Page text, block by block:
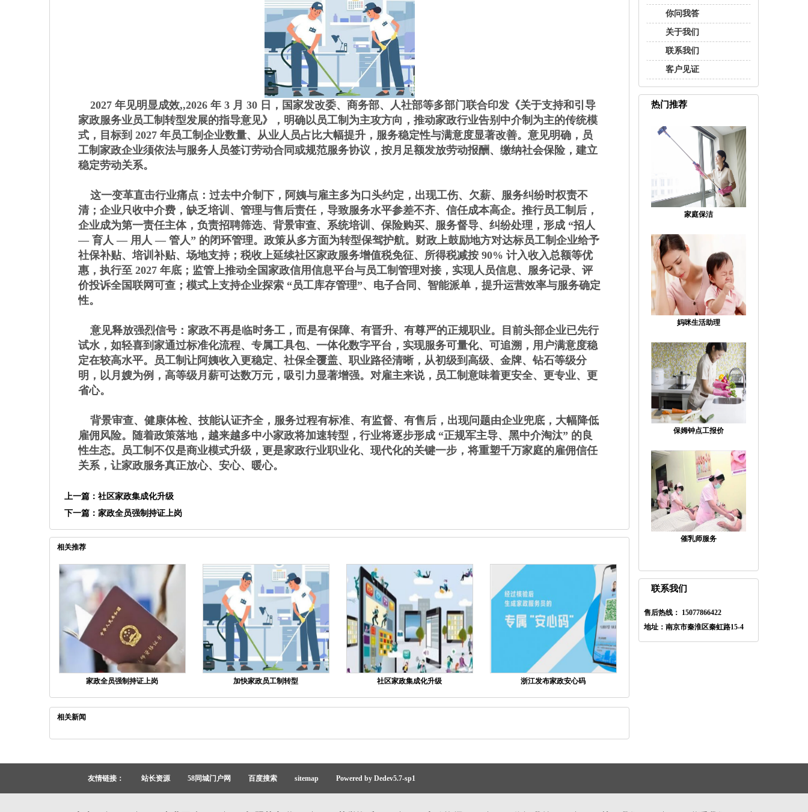
你问我答
关于我们
联系我们
客户见证
热门推荐
家庭保洁
妈咪生活助理
保姆钟点工报价
催乳师服务
联系我们
售后热线： 15077866422
地址：南京市秦淮区秦虹路15-4
2027 年见明显成效,,2026 年 3 月 30 日，国家发改委、商务部、人社部等多部门联合印发《关于支持和引导
家政服务业员工制转型发展的指导意见》，明确以员工制为主攻方向，推动家政行业告别中介制为主的传统模
式，目标到 2027 年员工制企业数量、从业人员占比大幅提升，服务稳定性与满意度显著改善。意见明确，员
工制家政企业须依法与服务人员签订劳动合同或规范服务协议，按月足额发放劳动报酬、缴纳社会保险，建立
稳定劳动关系。
这一变革直击行业痛点：过去中介制下，阿姨与雇主多为口头约定，出现工伤、欠薪、服务纠纷时权责不
清；企业只收中介费，缺乏培训、管理与售后责任，导致服务水平参差不齐、信任成本高企。推行员工制后，
企业成为第一责任主体，负责招聘筛选、背景审查、系统培训、保险购买、服务督导、纠纷处理，形成 “招人
— 育人 — 用人 — 管人” 的闭环管理。政策从多方面为转型保驾护航。财政上鼓励地方对达标员工制企业给予
社保补贴、培训补贴、场地支持；税收上延续社区家政服务增值税免征、所得税减按 90% 计入收入总额等优
惠，执行至 2027 年底；监管上推动全国家政信用信息平台与员工制管理对接，实现人员信息、服务记录、评
价投诉全国联网可查；模式上支持企业探索 “员工库存管理”、电子合同、智能派单，提升运营效率与服务确定
性。
意见释放强烈信号：家政不再是临时务工，而是有保障、有晋升、有尊严的正规职业。目前头部企业已先行
试水，如轻喜到家通过标准化流程、专属工具包、一体化数字平台，实现服务可量化、可追溯，用户满意度稳
定在较高水平。员工制让阿姨收入更稳定、社保全覆盖、职业路径清晰，从初级到高级、金牌、钻石等级分
明，以月嫂为例，高等级月薪可达数万元，吸引力显著增强。对雇主来说，员工制意味着更安全、更专业、更
省心。
背景审查、健康体检、技能认证齐全，服务过程有标准、有监督、有售后，出现问题由企业兜底，大幅降低
雇佣风险。随着政策落地，越来越多中小家政将加速转型，行业将逐步形成 “正规军主导、黑中介淘汰” 的良
性生态。员工制不仅是商业模式升级，更是家政行业职业化、现代化的关键一步，将重塑千万家庭的雇佣信任
关系，让家政服务真正放心、安心、暖心。
上一篇： 社区家政集成化升级
下一篇： 家政全员强制持证上岗
相关推荐
家政全员强制持证上岗 加快家政员工制转型 社区家政集成化升级 浙江发布家政安心码
相关新闻
友情链接： 站长资源 58同城门户网 百度搜索 sitemap Powered by Dedev5.7-sp1